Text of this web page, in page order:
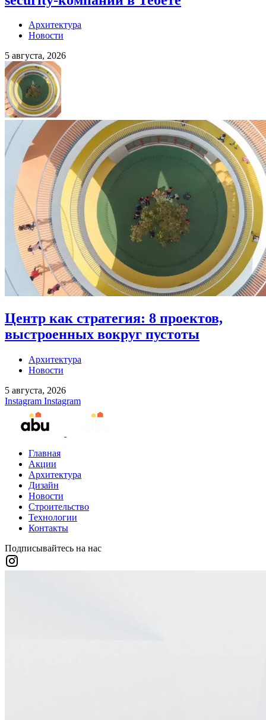
Архитектура
Новости
5 августа, 2026
Центр как стратегия: 8 проектов,
выстроенных вокруг пустоты
Архитектура
Новости
5 августа, 2026
Instagram Instagram
Главная
Акции
Архитектура
Дизайн
Новости
Строительство
Технологии
Контакты
Подписывайтесь на нас